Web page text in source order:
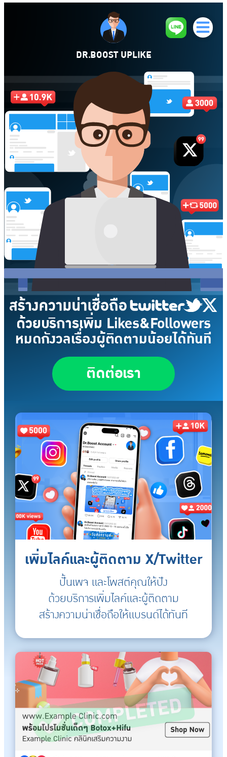
DR.BOOST UPLIKE
ด้วยบริการเพิ่ม Likes&Followers
หมดกังวลเรื่องผู้ติดตามน้อยได้ทันที
ติดต่อเรา
เพิ่มไลค์และผู้ติดตาม X/Twitter
ปั้นเพจ และโพสต์คุณให้ปัง
ด้วยบริการเพิ่มไลค์และผู้ติดตาม
สร้างความน่าเชื่อถือให้แบรนด์ได้ทันที